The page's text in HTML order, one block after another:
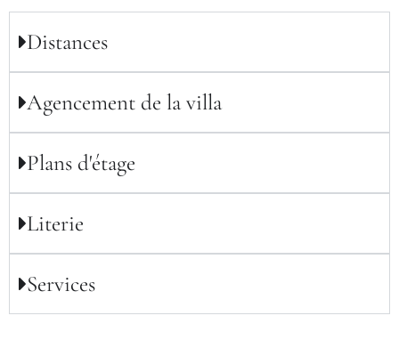
Distances
Agencement de la villa
Plans d'étage
Literie
Services